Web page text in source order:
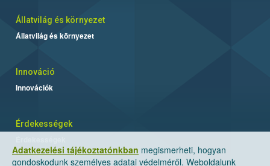
Adatkezelési tájékoztatónkban megismerheti, hogyan
gondoskodunk személyes adatai védelméről. Weboldalunk
Állatvilág és környezet
Állatvilág és környezet
Innováció
Innovációk
Érdekességek